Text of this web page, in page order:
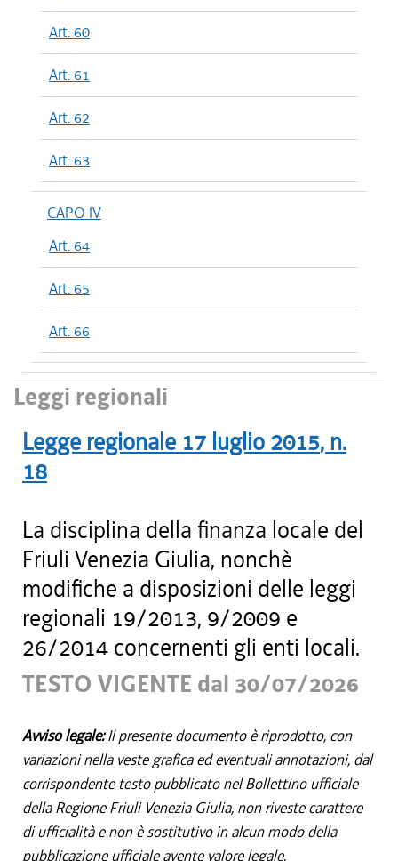
Art. 60
Art. 61
Art. 62
Art. 63
CAPO IV
Art. 64
Art. 65
Art. 66
Leggi regionali
Legge regionale 17 luglio 2015, n.
18
La disciplina della finanza locale del
Friuli Venezia Giulia, nonchè
modifiche a disposizioni delle leggi
regionali 19/2013, 9/2009 e
26/2014 concernenti gli enti locali.
TESTO VIGENTE dal 30/07/2026
Avviso legale:Il presente documento è riprodotto, con
variazioni nella veste grafica ed eventuali annotazioni, dal
corrispondente testo pubblicato nel Bollettino ufficiale
della Regione Friuli Venezia Giulia, non riveste carattere
di ufficialità e non è sostitutivo in alcun modo della
pubblicazione ufficiale avente valore legale.